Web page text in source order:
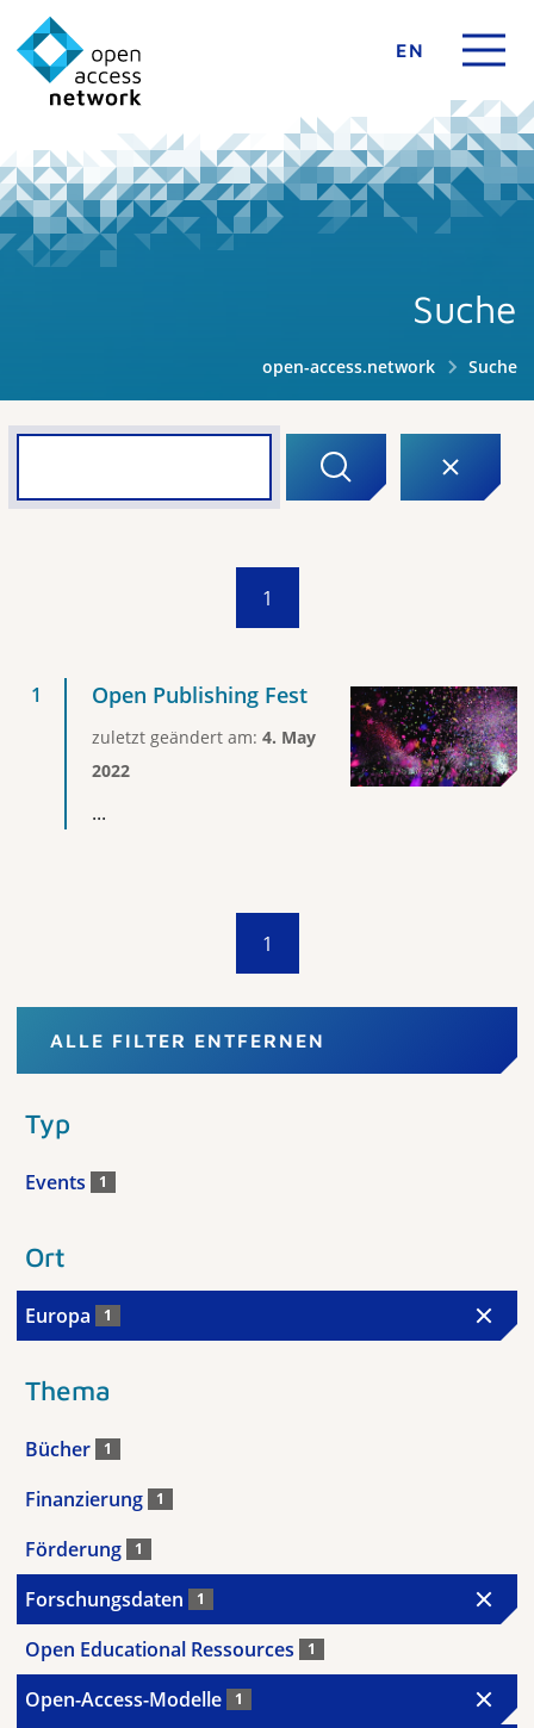
EN
Suche
open-access.network Suche
1
Open Publishing Fest
zuletzt geändert am: 4. May
2022
...
1
ALLE FILTER ENTFERNEN
Typ
Events 1
Ort
Europa 1
Thema
Bücher 1
Finanzierung 1
Förderung 1
Forschungsdaten 1
Open Educational Ressources 1
Open-Access-Modelle 1